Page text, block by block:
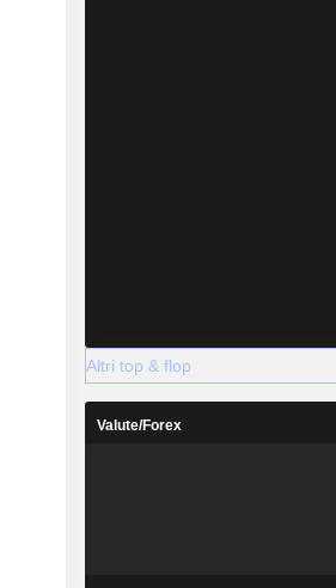
Altri top & flop
Valute/Forex